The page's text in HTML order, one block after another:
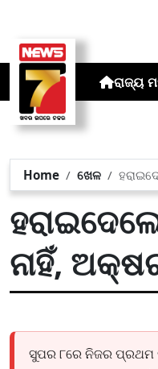
ରାଜ୍ୟ
Home ଖେଳ
ନାହିଁ,
ସୁପର ୮ରେ ନିଜର ପ୍ରଥମ